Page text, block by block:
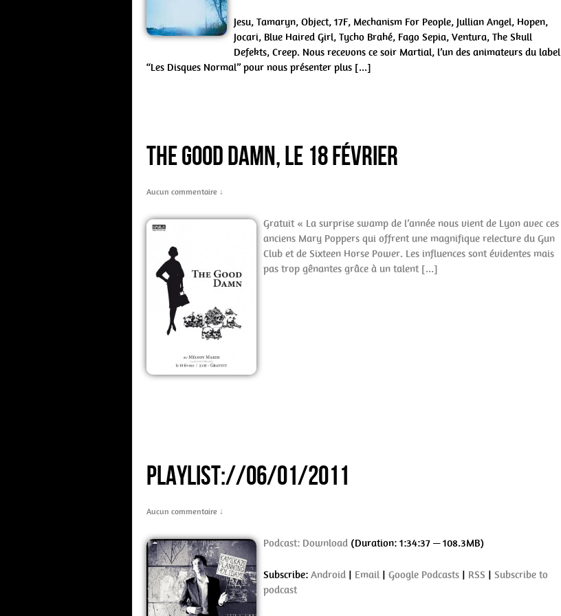
Jesu, Tamaryn, Object, 17F, Mechanism For People, Jullian Angel, Hopen,
Jocari, Blue Haired Girl, Tycho Brahé, Fago Sepia, Ventura, The Skull
Defekts, Creep. Nous recevons ce soir Martial, l’un des animateurs du label
“Les Disques Normal” pour nous présenter plus […]
The Good Damn, le 18 Février
Aucun commentaire ↓
Gratuit « La surprise swamp de l’année nous vient de Lyon avec ces
anciens Mary Poppers qui offrent une magnifique relecture du Gun
Club et de Sixteen Horse Power. Les influences sont évidentes mais
pas trop gênantes grâce à un talent […]
PLAYLIST://06/01/2011
Aucun commentaire ↓
Podcast: Download (Duration: 1:34:37 — 108.3MB)
Subscribe: Android | Email | Google Podcasts | RSS | Subscribe to
podcast